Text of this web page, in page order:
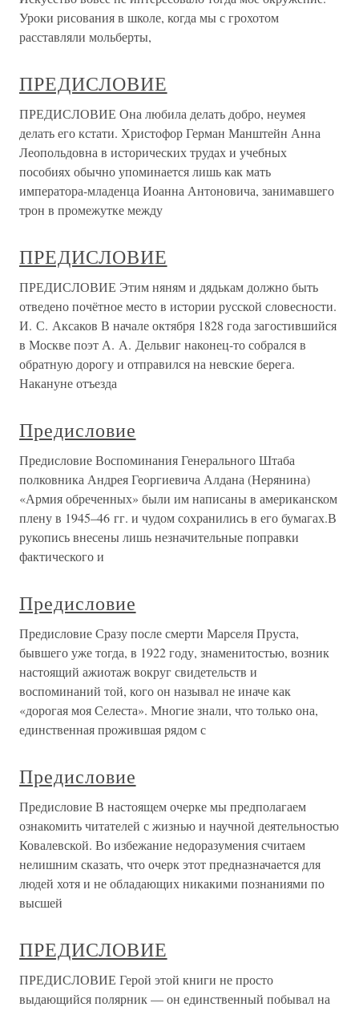
Уроки рисования в школе, когда мы с грохотом
расставляли мольберты,
ПРЕДИСЛОВИЕ
ПРЕДИСЛОВИЕ Она любила делать добро, неумея
делать его кстати. Христофор Герман Манштейн Анна
Леопольдовна в исторических трудах и учебных
пособиях обычно упоминается лишь как мать
императора-младенца Иоанна Антоновича, занимавшего
трон в промежутке между
ПРЕДИСЛОВИЕ
ПРЕДИСЛОВИЕ Этим няням и дядькам должно быть
отведено почётное место в истории русской словесности.
И. С. Аксаков В начале октября 1828 года загостившийся
в Москве поэт А. А. Дельвиг наконец-то собрался в
обратную дорогу и отправился на невские берега.
Накануне отъезда
Предисловие
Предисловие Воспоминания Генерального Штаба
полковника Андрея Георгиевича Алдана (Нерянина)
«Армия обреченных» были им написаны в американском
плену в 1945–46 гг. и чудом сохранились в его бумагах.В
рукопись внесены лишь незначительные поправки
фактического и
Предисловие
Предисловие Сразу после смерти Марселя Пруста,
бывшего уже тогда, в 1922 году, знаменитостью, возник
настоящий ажиотаж вокруг свидетельств и
воспоминаний той, кого он называл не иначе как
«дорогая моя Селеста». Многие знали, что только она,
единственная прожившая рядом с
Предисловие
Предисловие В настоящем очерке мы предполагаем
ознакомить читателей с жизнью и научной деятельностью
Ковалевской. Во избежание недоразумения считаем
нелишним сказать, что очерк этот предназначается для
людей хотя и не обладающих никакими познаниями по
высшей
ПРЕДИСЛОВИЕ
ПРЕДИСЛОВИЕ Герой этой книги не просто
выдающийся полярник — он единственный побывал на